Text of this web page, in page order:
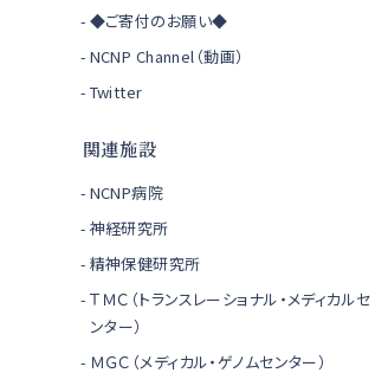
◆ご寄付のお願い◆
NCNP Channel（動画）
Twitter
関連施設
NCNP病院
神経研究所
精神保健研究所
ＴＭＣ（トランスレーショナル・メディカルセ
ンター）
ＭＧＣ（メディカル・ゲノムセンター）